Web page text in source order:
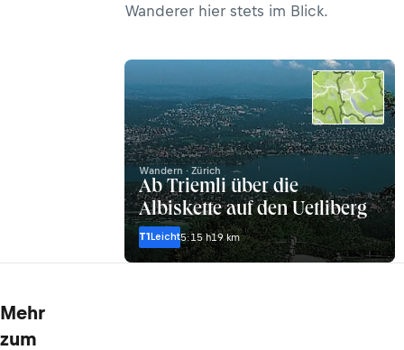
Wanderer hier stets im Blick.
Wandern · Zürich
Ab Triemli über die
Albiskette auf den Uetliberg
T1Leicht5:15 h19 km
Mehr
zum